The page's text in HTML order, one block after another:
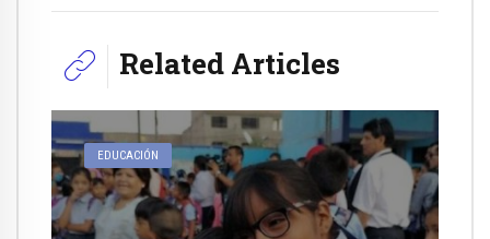
Related Articles
EDUCACIÓN